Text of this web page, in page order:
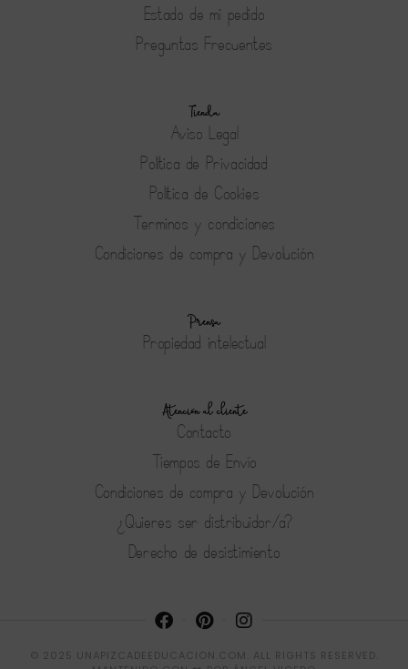
Estado de mi pedido
Preguntas Frecuentes
Tienda
Aviso Legal
Política de Privacidad
Política de Cookies
Terminos y condiciones
Condiciones de compra y Devolución
Prensa
Propiedad intelectual
Atención al cliente
Contacto
Tiempos de Envío
Condiciones de compra y Devolución
¿Quieres ser distribuidor/a?
Derecho de desistimiento
© 2025 UNAPIZCADEEDUCACION.COM. ALL RIGHTS RESERVED.